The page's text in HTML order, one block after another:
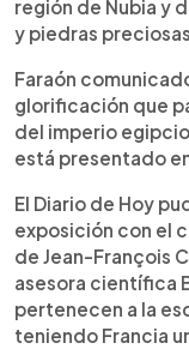
región de Nubia y
y piedras
Faraón
glorificación que
del imperio
está presentado
El Diario de Hoy
exposición con el
de Jean-François
asesora científica
pertenecen a la
teniendo Francia